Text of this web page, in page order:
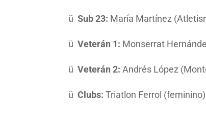
üSub 23: María Martínez
üVeterán 1: Monserrat
üVeterán 2: Andrés López
üClubs: Triatlon Ferrol